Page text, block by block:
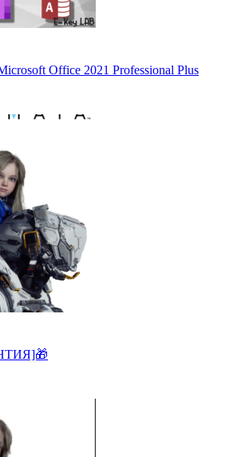
Office 2021 Professional Plus